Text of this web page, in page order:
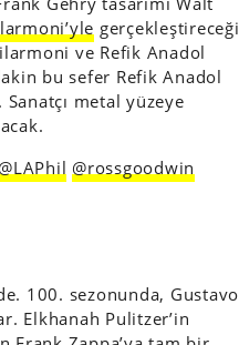
gerçekleştireceği
ve Refik Anadol
bu sefer Refik Anadol
Sanatçı metal yüzeye
@LAPhil @rossgoodwin
100. sezonunda, Gustavo
Elkhanah Pulitzer’in